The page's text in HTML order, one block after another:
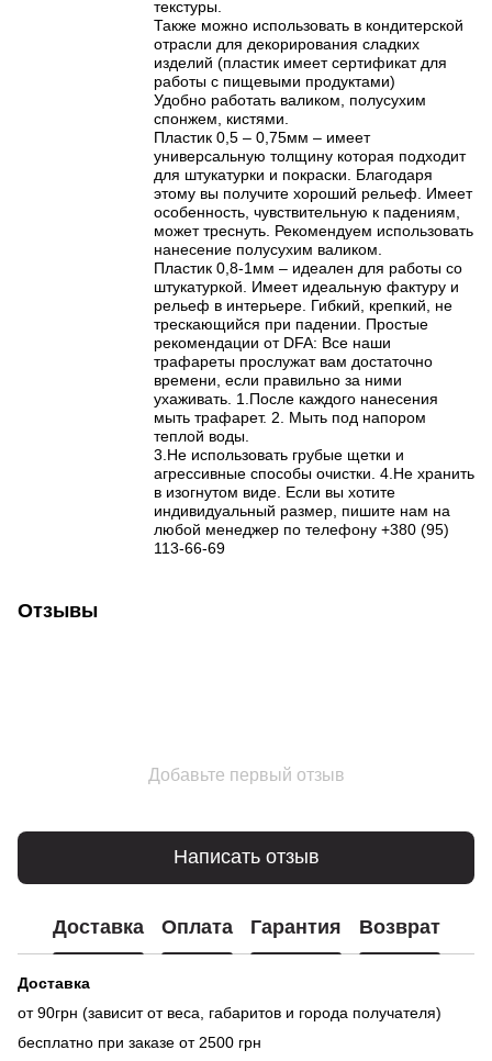
текстуры.
Также можно использовать в кондитерской
отрасли для декорирования сладких
изделий (пластик имеет сертификат для
работы с пищевыми продуктами)
Удобно работать валиком, полусухим
спонжем, кистями.
Пластик 0,5 – 0,75мм – имеет
универсальную толщину которая подходит
для штукатурки и покраски. Благодаря
этому вы получите хороший рельеф. Имеет
особенность, чувствительную к падениям,
может треснуть. Рекомендуем использовать
нанесение полусухим валиком.
Пластик 0,8-1мм – идеален для работы со
штукатуркой. Имеет идеальную фактуру и
рельеф в интерьере. Гибкий, крепкий, не
трескающийся при падении. Простые
рекомендации от DFA: Все наши
трафареты прослужат вам достаточно
времени, если правильно за ними
ухаживать. 1.После каждого нанесения
мыть трафарет. 2. Мыть под напором
теплой воды.
3.Не использовать грубые щетки и
агрессивные способы очистки. 4.Не хранить
в изогнутом виде. Если вы хотите
индивидуальный размер, пишите нам на
любой менеджер по телефону +380 (95)
113-66-69
Отзывы
Добавьте первый отзыв
Написать отзыв
Доставка Оплата Гарантия Возврат
Доставка
от 90грн (зависит от веса, габаритов и города получателя)
бесплатно при заказе от 2500 грн